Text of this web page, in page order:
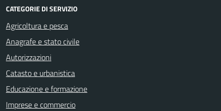
CATEGORIE DI SERVIZIO
Agricoltura e pesca
Anagrafe e stato civile
Autorizzazioni
Catasto e urbanistica
Educazione e formazione
Imprese e commercio